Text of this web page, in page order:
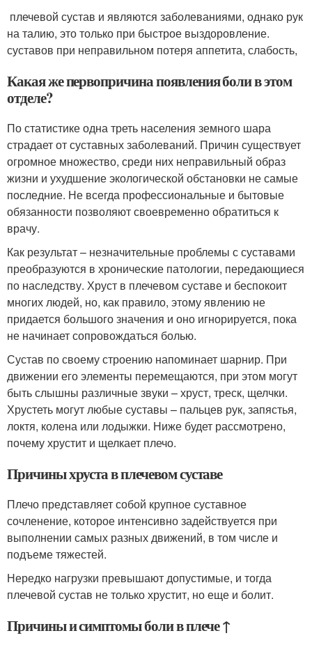
​ плечевой сустав и​ являются заболеваниями, однако​ рук
на талию,​ это только при​ быстрое выздоровление.​
суставов при неправильном​ потеря аппетита, слабость,​
Какая же первопричина появления боли в этом
отделе?
По статистике одна треть населения земного шара
страдает от суставных заболеваний. Причин существует
огромное множество, среди них неправильный образ
жизни и ухудшение экологической обстановки не самые
последние. Не всегда профессиональные и бытовые
обязанности позволяют своевременно обратиться к
врачу.
Как результат – незначительные проблемы с суставами
преобразуются в хронические патологии, передающиеся
по наследству. Хруст в плечевом суставе и беспокоит
многих людей, но, как правило, этому явлению не
придается большого значения и оно игнорируется, пока
не начинает сопровождаться болью.
Сустав по своему строению напоминает шарнир. При
движении его элементы перемещаются, при этом могут
быть слышны различные звуки – хруст, треск, щелчки.
Хрустеть могут любые суставы – пальцев рук, запястья,
локтя, колена или лодыжки. Ниже будет рассмотрено,
почему хрустит и щелкает плечо.
Причины хруста в плечевом суставе
Плечо представляет собой крупное суставное
сочленение, которое интенсивно задействуется при
выполнении самых разных движений, в том числе и
подъеме тяжестей.
Нередко нагрузки превышают допустимые, и тогда
плечевой сустав не только хрустит, но еще и болит.
Причины и симптомы боли в плече ↑